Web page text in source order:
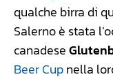
qualche birra di
Salerno è stata
canadese
Beer Cupnella